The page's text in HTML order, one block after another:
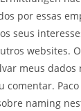
por essas
seus
websites.
meus dados
comentar.
naming